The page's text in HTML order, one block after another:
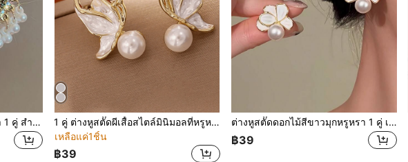
ต่างหูสตั๊ดพันเส้นลายแปลกตา 1 คู่ สำหรับผู้หญิง เหมาะสำหรับเครื่องประดับ ของขวัญงานแต่งงาน ต่างหูฤดูเจ้าสาว
1 คู่ ต่างหูสตั๊ดผีเสื้อสไตล์มินิมอลที่หรูหรา เหมาะสำหรับสวมใส่ประจำวันและวันหยุดสำหรับผู้หญิง
เหลือแค่1ชิ้น
฿39
ต่างหูสตั๊ดดอกไม้สีขาวมุกหรูหรา 1 คู่ เหมาะสำหรับเครื่องประดับ ของขวัญงานแต่งงาน ต่างหูสำหรับฤดูเจ้าสาว
฿39